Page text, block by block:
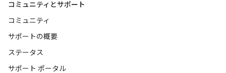
コミュニティとサポート
コミュニティ
サポートの概要
ステータス
サポート ポータル